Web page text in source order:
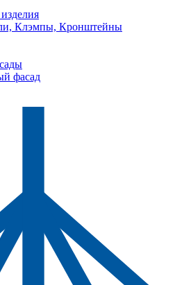
Клэмпы, Кронштейны
фасад